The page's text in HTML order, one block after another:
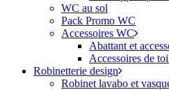
WC au sol
Pack Promo WC
Accessoires WC
Abattant et
Accessoires de
Robinetterie design
Robinet lavabo et